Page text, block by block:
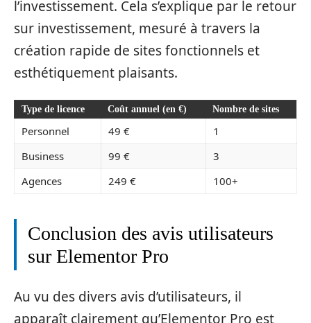
l’investissement. Cela s’explique par le retour
sur investissement, mesuré à travers la
création rapide de sites fonctionnels et
esthétiquement plaisants.
Type de licence Coût annuel (en €) Nombre de sites
Personnel 49 €
1
Business
99 €
3
Agences
249 € 100+
Conclusion des avis utilisateurs
sur Elementor Pro
Au vu des divers avis d’utilisateurs, il
apparaît clairement qu’Elementor Pro est